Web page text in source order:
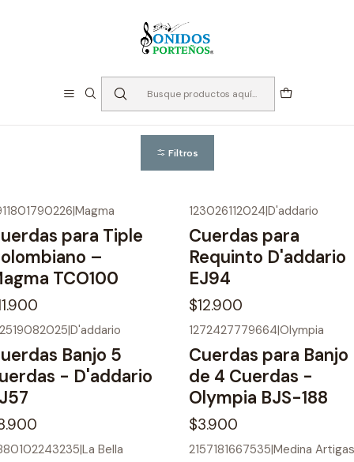
Cuerdas Cuerdas Otros
Cuerdas Otros
Filtros
|Magma
para Tiple
–
TCO100
123026112024|D'addario
Cuerdas para
Requinto D'addario
EJ94
$12.900
|D'addario
Banjo 5
- D'addario
1272427779664|Olympia
Cuerdas para Banjo
de 4 Cuerdas -
Olympia BJS-188
$3.900
|La Bella 2157181667535|Medina Artigas